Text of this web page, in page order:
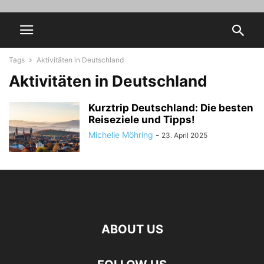
Tags Aktivitäten in Deutschland
Aktivitäten in Deutschland
Kurztrip Deutschland: Die besten
Reiseziele und Tipps!
Michelle Möhring - 23. April 2025
ABOUT US